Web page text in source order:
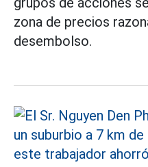
zona de precios
desembolso.